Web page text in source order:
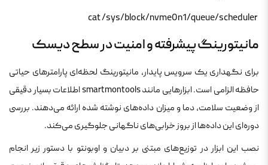
مانیتورینگ پیشرفته و امنیت در سطح دیسک
برای نگهداری یک سرویس پایدار، مانیتورینگ لحظه‌ای پارامترهای حیاتی
حافظه الزامی است. ابزارهایی مانند smartmontools اطلاعات بسیار دقیقی
از وضعیت سلامت، دما و میزان داده‌های نوشته شده ارائه می‌دهند. بررسی
دوره‌ای این داده‌ها از بروز خرابی‌های ناگهانی جلوگیری می‌کند.
نصب این ابزار در توزیع‌های مبتنی بر دبیان و اوبونتو با دستور زیر انجام